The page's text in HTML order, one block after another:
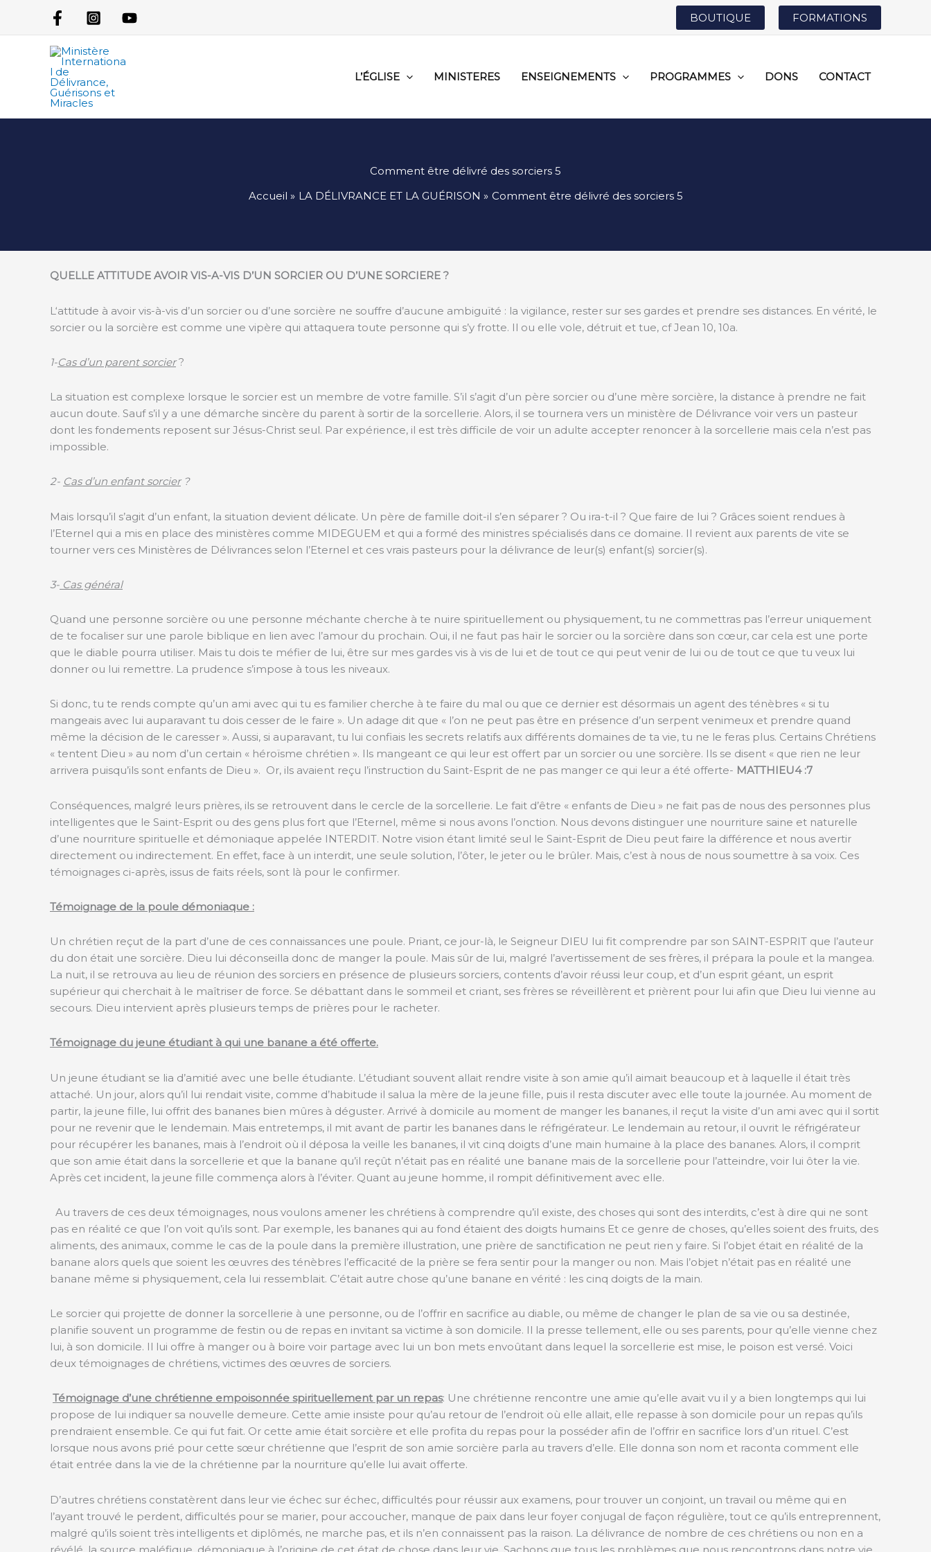
BOUTIQUE FORMATIONS
L’ÉGLISE MINISTERES ENSEIGNEMENTS PROGRAMMES DONS CONTACT
Comment être délivré des sorciers 5
Accueil
LA DÉLIVRANCE ET LA GUÉRISON Comment être délivré des sorciers 5
QUELLE ATTITUDE AVOIR VIS-A-VIS D’UN SORCIER OU D’UNE SORCIERE ?
L‘attitude à avoir vis-à-vis d’un sorcier ou d’une sorcière ne souffre d’aucune ambiguïté : la vigilance, rester sur ses gardes et prendre ses distances. En vérité, le
sorcier ou la sorcière est comme une vipère qui attaquera toute personne qui s’y frotte. Il ou elle vole, détruit et tue, cf Jean 10, 10a.
1-Cas d’un parent sorcier?
La situation est complexe lorsque le sorcier est un membre de votre famille. S’il s’agit d’un père sorcier ou d’une mère sorcière, la distance à prendre ne fait
aucun doute. Sauf s’il y a une démarche sincère du parent à sortir de la sorcellerie. Alors, il se tournera vers un ministère de Délivrance voir vers un pasteur
dont les fondements reposent sur Jésus-Christ seul. Par expérience, il est très difficile de voir un adulte accepter renoncer à la sorcellerie mais cela n’est pas
impossible.
2- Cas d’un enfant sorcier?
Mais lorsqu’il s’agit d’un enfant, la situation devient délicate. Un père de famille doit-il s’en séparer ? Ou ira-t-il ? Que faire de lui ? Grâces soient rendues à
l’Eternel qui a mis en place des ministères comme MIDEGUEM et qui a formé des ministres spécialisés dans ce domaine. Il revient aux parents de vite se
tourner vers ces Ministères de Délivrances selon l’Eternel et ces vrais pasteurs pour la délivrance de leur(s) enfant(s) sorcier(s).
3- Cas général
Quand une personne sorcière ou une personne méchante cherche à te nuire spirituellement ou physiquement, tu ne commettras pas l’erreur uniquement
de te focaliser sur une parole biblique en lien avec l’amour du prochain. Oui, il ne faut pas haïr le sorcier ou la sorcière dans son cœur, car cela est une porte
que le diable pourra utiliser. Mais tu dois te méfier de lui, être sur mes gardes vis à vis de lui et de tout ce qui peut venir de lui ou de tout ce que tu veux lui
donner ou lui remettre. La prudence s’impose à tous les niveaux.
Si donc, tu te rends compte qu’un ami avec qui tu es familier cherche à te faire du mal ou que ce dernier est désormais un agent des ténèbres « si tu
mangeais avec lui auparavant tu dois cesser de le faire ». Un adage dit que « l’on ne peut pas être en présence d’un serpent venimeux et prendre quand
même la décision de le caresser ». Aussi, si auparavant, tu lui confiais les secrets relatifs aux différents domaines de ta vie, tu ne le feras plus. Certains Chrétiens
« tentent Dieu » au nom d’un certain « héroïsme chrétien ». Ils mangeant ce qui leur est offert par un sorcier ou une sorcière. Ils se disent « que rien ne leur
arrivera puisqu’ils sont enfants de Dieu ». Or, ils avaient reçu l’instruction du Saint-Esprit de ne pas manger ce qui leur a été offerte- MATTHIEU4 :7
Conséquences, malgré leurs prières, ils se retrouvent dans le cercle de la sorcellerie. Le fait d’être « enfants de Dieu » ne fait pas de nous des personnes plus
intelligentes que le Saint-Esprit ou des gens plus fort que l’Eternel, même si nous avons l’onction. Nous devons distinguer une nourriture saine et naturelle
d’une nourriture spirituelle et démoniaque appelée INTERDIT. Notre vision étant limité seul le Saint-Esprit de Dieu peut faire la différence et nous avertir
directement ou indirectement. En effet, face à un interdit, une seule solution, l’ôter, le jeter ou le brûler. Mais, c’est à nous de nous soumettre à sa voix. Ces
témoignages ci-après, issus de faits réels, sont là pour le confirmer.
Témoignage de la poule démoniaque :
Un chrétien reçut de la part d’une de ces connaissances une poule. Priant, ce jour-là, le Seigneur DIEU lui fit comprendre par son SAINT-ESPRIT que l’auteur
du don était une sorcière. Dieu lui déconseilla donc de manger la poule. Mais sûr de lui, malgré l’avertissement de ses frères, il prépara la poule et la mangea.
La nuit, il se retrouva au lieu de réunion des sorciers en présence de plusieurs sorciers, contents d’avoir réussi leur coup, et d’un esprit géant, un esprit
supérieur qui cherchait à le maîtriser de force. Se débattant dans le sommeil et criant, ses frères se réveillèrent et prièrent pour lui afin que Dieu lui vienne au
secours. Dieu intervient après plusieurs temps de prières pour le racheter.
Témoignage du jeune étudiant à qui une banane a été offerte.
Un jeune étudiant se lia d’amitié avec une belle étudiante. L’étudiant souvent allait rendre visite à son amie qu’il aimait beaucoup et à laquelle il était très
attaché. Un jour, alors qu’il lui rendait visite, comme d’habitude il salua la mère de la jeune fille, puis il resta discuter avec elle toute la journée. Au moment de
partir, la jeune fille, lui offrit des bananes bien mûres à déguster. Arrivé à domicile au moment de manger les bananes, il reçut la visite d’un ami avec qui il sortit
pour ne revenir que le lendemain. Mais entretemps, il mit avant de partir les bananes dans le réfrigérateur. Le lendemain au retour, il ouvrit le réfrigérateur
pour récupérer les bananes, mais à l’endroit où il déposa la veille les bananes, il vit cinq doigts d’une main humaine à la place des bananes. Alors, il comprit
que son amie était dans la sorcellerie et que la banane qu’il reçût n’était pas en réalité une banane mais de la sorcellerie pour l’atteindre, voir lui ôter la vie.
Après cet incident, la jeune fille commença alors à l’éviter. Quant au jeune homme, il rompit définitivement avec elle.
Au travers de ces deux témoignages, nous voulons amener les chrétiens à comprendre qu’il existe, des choses qui sont des interdits, c’est à dire qui ne sont
pas en réalité ce que l’on voit qu’ils sont. Par exemple, les bananes qui au fond étaient des doigts humains Et ce genre de choses, qu’elles soient des fruits, des
aliments, des animaux, comme le cas de la poule dans la première illustration, une prière de sanctification ne peut rien y faire. Si l’objet était en réalité de la
banane alors quels que soient les œuvres des ténèbres l’efficacité de la prière se fera sentir pour la manger ou non. Mais l’objet n’était pas en réalité une
banane même si physiquement, cela lui ressemblait. C’était autre chose qu’une banane en vérité : les cinq doigts de la main.
Le sorcier qui projette de donner la sorcellerie à une personne, ou de l’offrir en sacrifice au diable, ou même de changer le plan de sa vie ou sa destinée,
planifie souvent un programme de festin ou de repas en invitant sa victime à son domicile. Il la presse tellement, elle ou ses parents, pour qu’elle vienne chez
lui, à son domicile. Il lui offre à manger ou à boire voir partage avec lui un bon mets envoûtant dans lequel la sorcellerie est mise, le poison est versé. Voici
deux témoignages de chrétiens, victimes des œuvres de sorciers.
Témoignage d’une chrétienne empoisonnée spirituellement par un repas: Une chrétienne rencontre une amie qu’elle avait vu il y a bien longtemps qui lui
propose de lui indiquer sa nouvelle demeure. Cette amie insiste pour qu’au retour de l’endroit où elle allait, elle repasse à son domicile pour un repas qu’ils
prendraient ensemble. Ce qui fut fait. Or cette amie était sorcière et elle profita du repas pour la posséder afin de l’offrir en sacrifice lors d’un rituel. C’est
lorsque nous avons prié pour cette sœur chrétienne que l’esprit de son amie sorcière parla au travers d’elle. Elle donna son nom et raconta comment elle
était entrée dans la vie de la chrétienne par la nourriture qu’elle lui avait offerte.
D’autres chrétiens constatèrent dans leur vie échec sur échec, difficultés pour réussir aux examens, pour trouver un conjoint, un travail ou même qui en
l’ayant trouvé le perdent, difficultés pour se marier, pour accoucher, manque de paix dans leur foyer conjugal de façon régulière, tout ce qu’ils entreprennent,
malgré qu’ils soient très intelligents et diplômés, ne marche pas, et ils n’en connaissent pas la raison. La délivrance de nombre de ces chrétiens ou non en a
révélé, la source maléfique, démoniaque à l’origine de cet état de chose dans leur vie. Sachons que tous les problèmes que nous rencontrons dans notre vie